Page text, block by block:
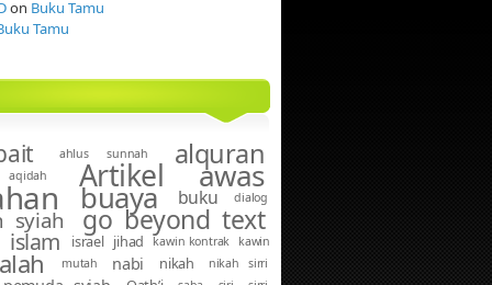
on Buku Tamu
Tamu
ahlus sunnah alquran
aqidah Artikel awas
buaya buku
dialog
syiah go beyond text
islam israel jihad kawin kontrak
kawin
mutah nabi nikah nikah sirri